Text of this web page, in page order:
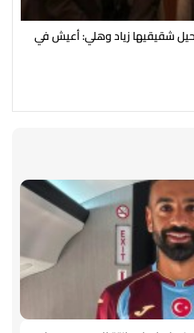
شقيقيها زياد وهلي: أعيش في